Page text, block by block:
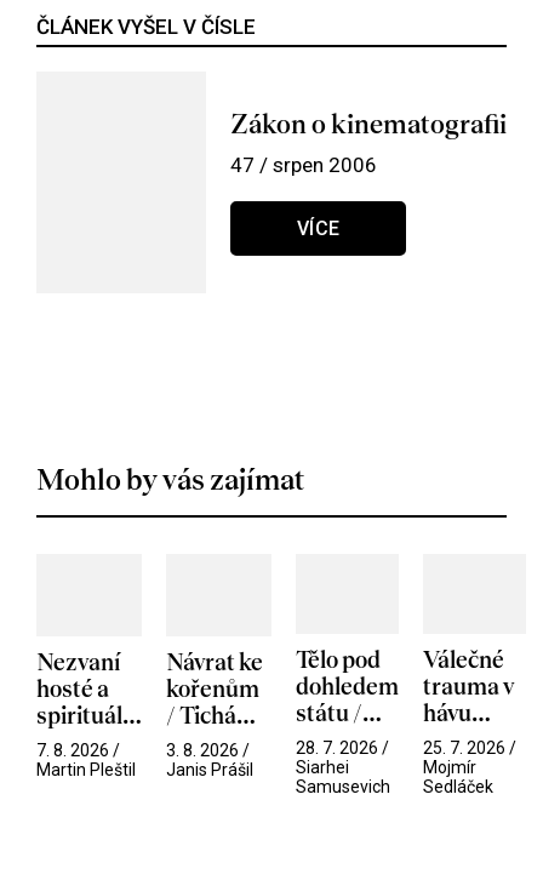
ČLÁNEK VYŠEL V ČÍSLE
Zákon o kinematografii
47 / srpen 2006
VÍCE
Mohlo by vás zajímat
Nezvaní
hosté a
spirituální
narušitelé
z vesmíru
7. 8. 2026 /
Martin Pleštil
Návrat ke
kořenům
/ Tichá
přítelkyně
3. 8. 2026 /
Janis Prášil
Tělo pod
dohledem
státu /
Pramen
28. 7. 2026 /
Siarhei
Samusevich
Válečné
trauma v
hávu
spektáklu
/ Odyssea
25. 7. 2026 /
Mojmír
Sedláček